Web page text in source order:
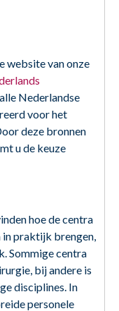
website van onze
Nederlandse
voor het
deze bronnen
u de keuze
hoe de centra
praktijk brengen,
Sommige centra
bij andere is
disciplines. In
personele